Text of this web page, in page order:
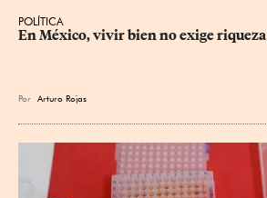
POLÍTICA
En México, vivir bien no exige riqueza
Por Arturo Rojas